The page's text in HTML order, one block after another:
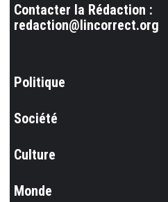
Contacter la Rédaction :
redaction@lincorrect.org
Politique
Société
Culture
Monde